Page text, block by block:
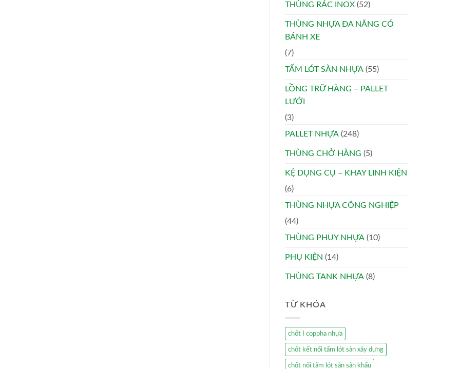
THÙNG RÁC INOX (52)
THÙNG NHỰA ĐA NĂNG CÓ
BÁNH XE
(7)
TẤM LÓT SÀN NHỰA (55)
LỒNG TRỮ HÀNG – PALLET
LƯỚI
(3)
PALLET NHỰA (248)
THÙNG CHỞ HÀNG (5)
KỆ DỤNG CỤ – KHAY LINH KIỆN
(6)
THÙNG NHỰA CÔNG NGHIỆP
(44)
THÙNG PHUY NHỰA (10)
PHỤ KIỆN (14)
THÙNG TANK NHỰA (8)
TỪ KHÓA
chốt I coppha nhựa
chốt kết nối tấm lót sàn xây dựng
chốt nối tấm lót sàn sân khấu